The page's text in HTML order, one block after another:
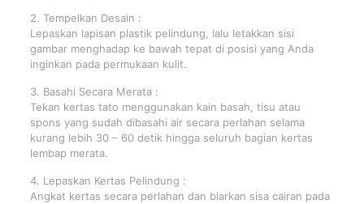
2. Tempelkan Desain :
Lepaskan lapisan plastik pelindung, lalu letakkan sisi
gambar menghadap ke bawah tepat di posisi yang Anda
inginkan pada permukaan kulit.
3. Basahi Secara Merata :
Tekan kertas tato menggunakan kain basah, tisu atau
spons yang sudah dibasahi air secara perlahan selama
kurang lebih 30 – 60 detik hingga seluruh bagian kertas
lembap merata.
4. Lepaskan Kertas Pelindung :
Angkat kertas secara perlahan dan biarkan sisa cairan pada